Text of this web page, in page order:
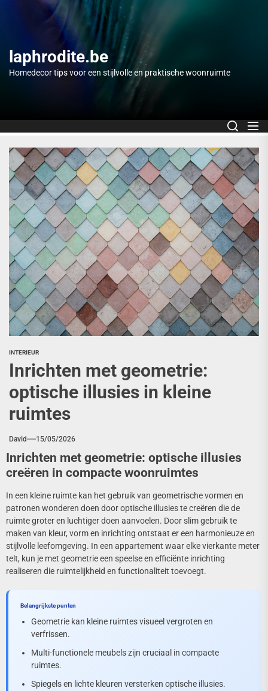
content
laphrodite.be
Homedecor tips voor een stijlvolle en praktische woonruimte
INTERIEUR
Inrichten met geometrie:
optische illusies in kleine
ruimtes
David 15/05/2026
Inrichten met geometrie: optische illusies
creëren in compacte woonruimtes
In een kleine ruimte kan het gebruik van geometrische vormen en
patronen wonderen doen door optische illusies te creëren die de
ruimte groter en luchtiger doen aanvoelen. Door slim gebruik te
maken van kleur, vorm en inrichting ontstaat er een harmonieuze en
stijlvolle leefomgeving. In een appartement waar elke vierkante meter
telt, kun je met geometrie een speelse en efficiënte inrichting
realiseren die ruimtelijkheid en functionaliteit toevoegt.
Belangrijkste punten
Geometrie kan kleine ruimtes visueel vergroten en
verfrissen.
Multi-functionele meubels zijn cruciaal in compacte
ruimtes.
Spiegels en lichte kleuren versterken optische illusies.